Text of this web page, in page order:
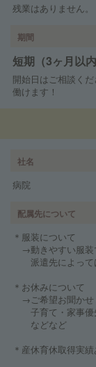
残業はありません。
期間
短期（3ヶ月以内
開始日はご相談く
働けます！
社名
病院
配属先について
＊服装について
→動きやすい服装
派遣先によって
＊お休みについて
→ご希望お聞かせ
子育て・家事優
などなど
＊産休育休取得実績